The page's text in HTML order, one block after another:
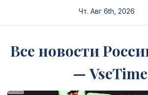
Чт. Авг 6th, 2026
Все новости
— VseTime